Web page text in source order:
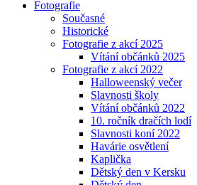
Fotografie
Současné
Historické
Fotografie z akcí 2025
Vítání občánků 2025
Fotografie z akcí 2022
Halloweenský večer
Slavnosti školy
Vítání občánků 2022
10. ročník dračích lodí
Slavnosti koní 2022
Havárie osvětlení
Kaplička
Dětský den v Kersku